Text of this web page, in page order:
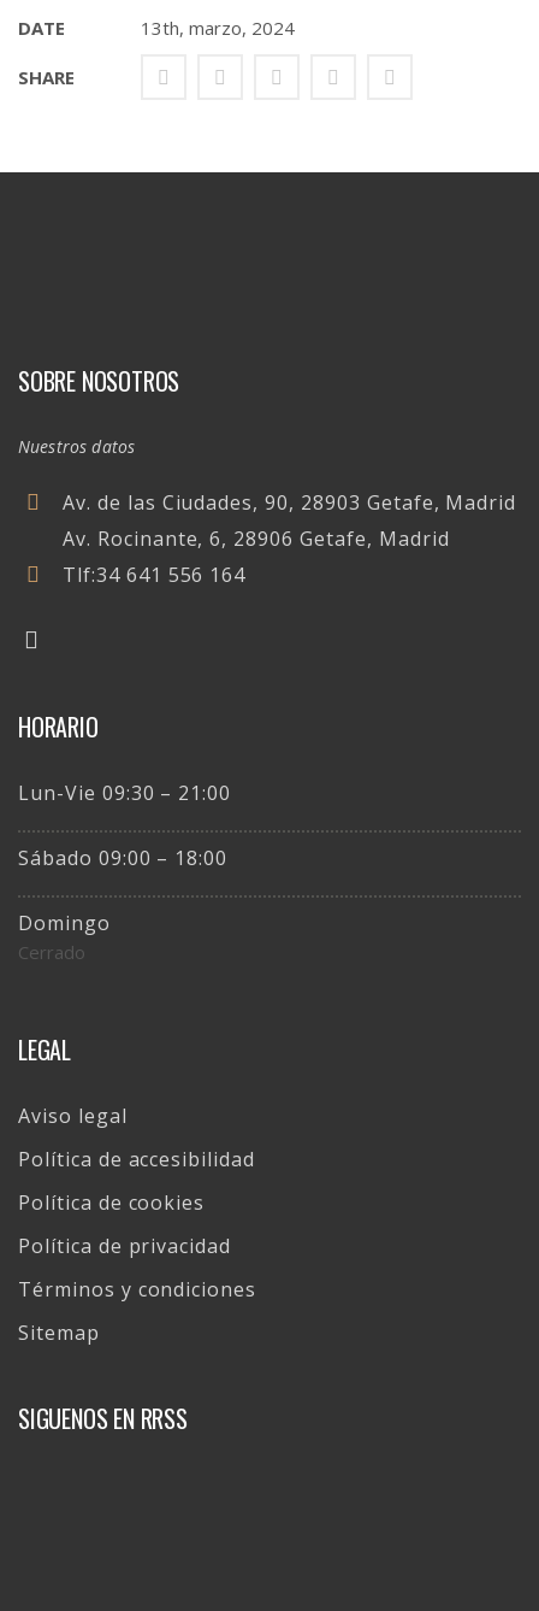
DATE
13th, marzo, 2024
SHARE
SOBRE NOSOTROS
Nuestros datos
Av. de las Ciudades, 90, 28903 Getafe, Madrid
Av. Rocinante, 6, 28906 Getafe, Madrid
Tlf:34 641 556 164
HORARIO
Lun-Vie 09:30 – 21:00
Sábado 09:00 – 18:00
Domingo
Cerrado
LEGAL
Aviso legal
Política de accesibilidad
Política de cookies
Política de privacidad
Términos y condiciones
Sitemap
SIGUENOS EN RRSS